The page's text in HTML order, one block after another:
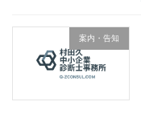
案内・告知